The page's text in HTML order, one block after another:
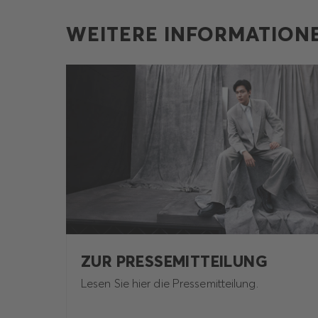
WEITERE
ZUR PRESSEMITTEILUNG
Lesen Sie hier die Pressemitteilung.